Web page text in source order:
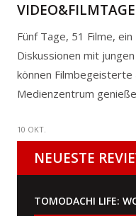
Fünf Tage, 51 Filme,
Diskussionen mit
können Filmbegeisterte
Medienzentrum
10 OKT.
NEUESTE
TOMODACHI LIFE: